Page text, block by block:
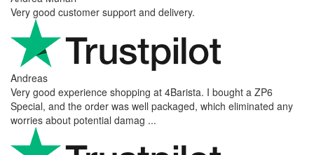
Very good customer support and delivery.
Andreas
Very good experience shopping at 4Barista. I bought a ZP6
Special, and the order was well packaged, which eliminated any
worries about potential damag ...